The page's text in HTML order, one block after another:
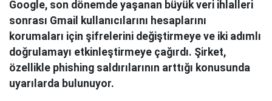
Google, son dönemde yaşanan büyük veri ihlalleri
sonrası Gmail kullanıcılarını hesaplarını
korumaları için şifrelerini değiştirmeye ve iki adımlı
doğrulamayı etkinleştirmeye çağırdı. Şirket,
özellikle phishing saldırılarının arttığı konusunda
uyarılarda bulunuyor.